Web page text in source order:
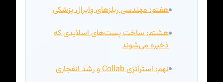
هفتم: مهندسی ریلزهای وایرال پزشکی
هشتم: ساخت پست‌های اسلایدی که
ذخیره می‌شوند
نهم: استراتژی Collab و رشد انفجاری